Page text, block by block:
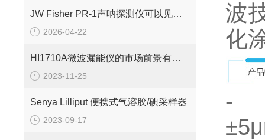
JW Fisher PR-1声呐探测仪可以见于多个场景中
2026-04-22
HI1710A微波漏能仪的市场前景有望改善
2023-11-25
Senya Lilliput 便携式气溶胶/碘采样器
2023-09-17
波
化
-